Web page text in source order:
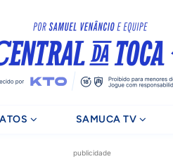
SAMUCA TV
publicidade